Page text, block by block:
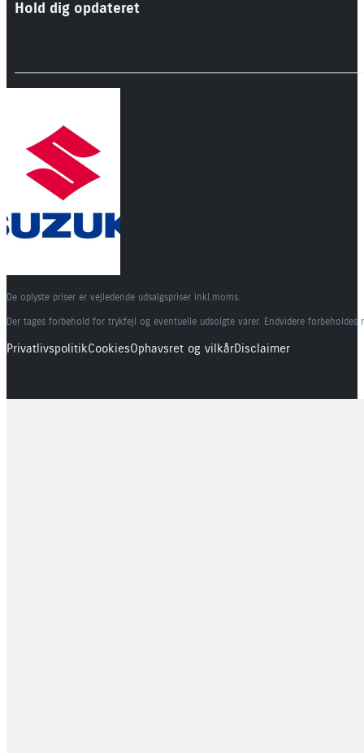
Hold dig opdateret
De oplyste priser er vejledende udsalgspriser inkl.moms.
Der tages forbehold for trykfejl og eventuelle udsolgte varer. Endvidere
PrivatlivspolitikCookiesOphavsret og vilkårDisclaimer